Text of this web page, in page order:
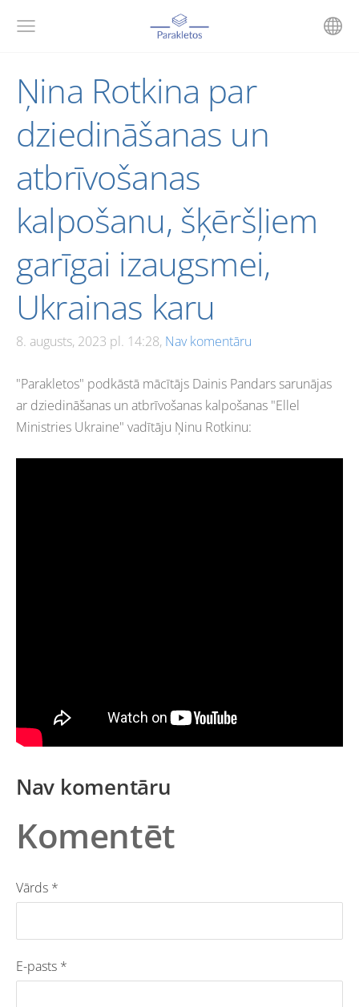
Ņina Rotkina par
dziedināšanas un
atbrīvošanas
kalpošanu, šķēršļiem
garīgai izaugsmei,
Ukrainas karu
8. augusts, 2023 pl. 14:28, Nav komentāru
"Parakletos" podkāstā mācītājs Dainis Pandars sarunājas
ar dziedināšanas un atbrīvošanas kalpošanas "Ellel
Ministries Ukraine" vadītāju Ņinu Rotkinu:
Nav komentāru
Komentēt
Vārds *
E-pasts *